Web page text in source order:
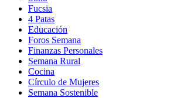
in
new
window
Fucsia
in
new
window
4 Patas
Educación
Foros Semana
Finanzas Personales
Semana Rural
Cocina
Círculo de Mujeres
Semana Sostenible